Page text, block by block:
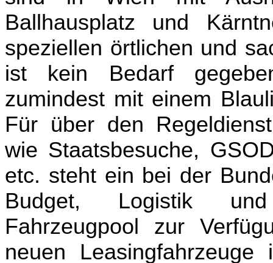
Ballhausplatz und
speziellen örtlichen und
ist kein Bedarf
zumindest mit einem
Für über den
wie Staatsbesuche,
etc. steht ein bei der
Budget, Logistik und
Fahrzeugpool zur
neuen